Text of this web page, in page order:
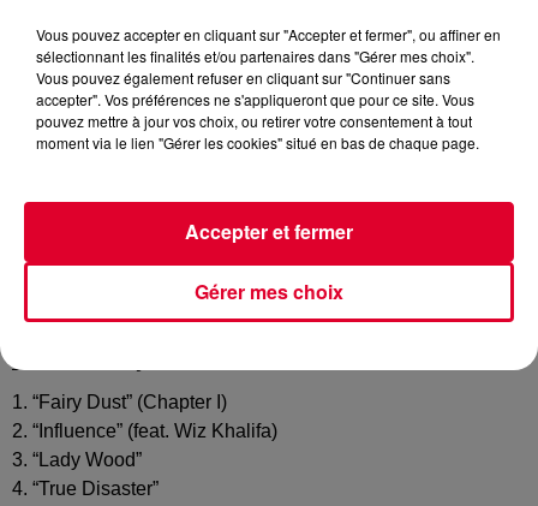
C’est le jour J pourTove Lo.Deux ans après l’opusQueen
depuis son tubeHabitset ses featurings avecAlesso,
ou encore Years & Years
aujourd’hui son deuxième album intituléLady Wood. Ce
dernier est déjà porté par le morceauCool Girl
récemmentTrue Disaster.
1. “Fairy Dust” (Chapter I)
2. “Influence” (feat. Wiz Khalifa)
3. “Lady Wood”
4. “True Disaster”
Vous pouvez accepter en cliquant sur "Accepter et fermer", ou affiner en
sélectionnant les finalités et/ou partenaires dans "Gérer mes choix".
Vous pouvez également refuser en cliquant sur "Continuer sans
accepter". Vos préférences ne s'appliqueront que pour ce site. Vous
pouvez mettre à jour vos choix, ou retirer votre consentement à tout
moment via le lien "Gérer les cookies" situé en bas de chaque page.
Gérer mes choix
Accepter et fermer